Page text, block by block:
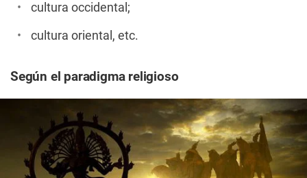
cultura occidental;
cultura oriental, etc.
Según el paradigma religioso